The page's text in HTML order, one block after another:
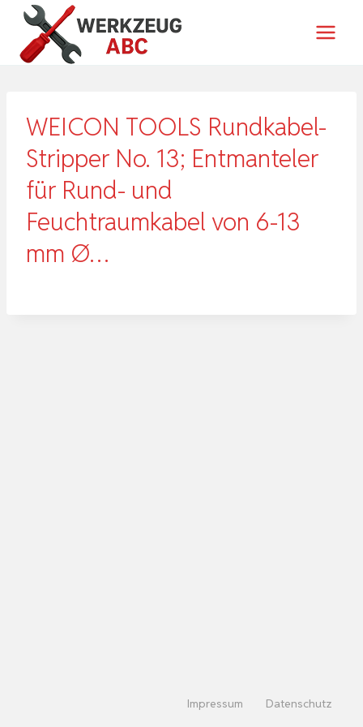
Zum
Inhalt
springen
WEICON TOOLS Rundkabel-
Stripper No. 13; Entmanteler
für Rund- und
Feuchtraumkabel von 6-13
mm Ø…
Impressum Datenschutz